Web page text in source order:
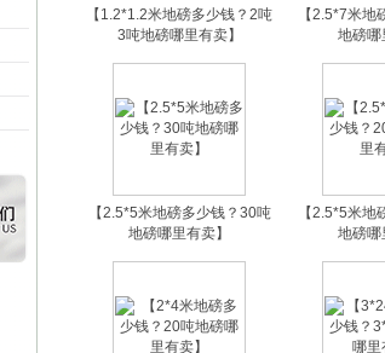
【1.2*1.2米地磅多少钱？2吨
3吨地磅哪里有卖】
【2.5*7米地
地磅哪
【2.5*5米地磅多少钱？30吨
地磅哪里有卖】
【2.5*5米地
地磅哪